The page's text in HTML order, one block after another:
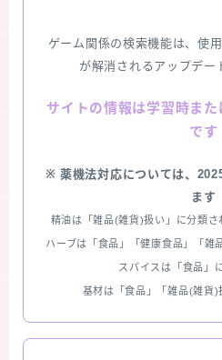
ゲーム関係の検索機能は、使
が解消されるアップデー
サイトの情報は学習時ま
です
※ 薬機法対応については、
ます
精油は「雑品(雑貨)扱い」に分類
ハーブは「食品」「健康食品」「雑
スパイスは「食品」
基材は「食品」「雑品(雑貨)